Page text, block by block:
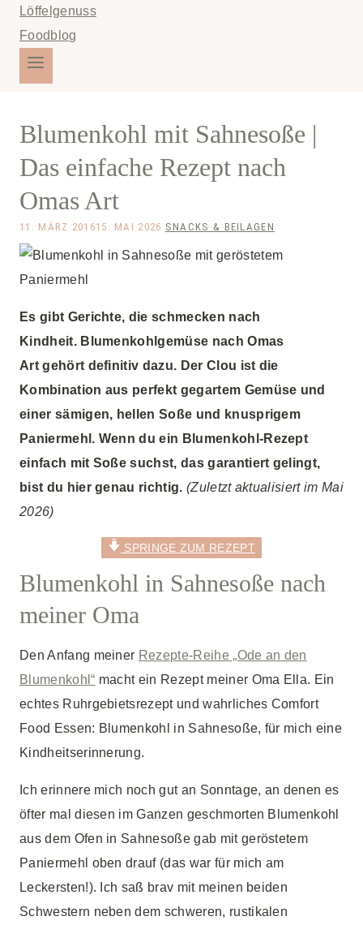
Blumenkohl mit Sahnesoße |
Das einfache Rezept nach
Omas Art
11. MÄRZ 201615. MAI 2026 SNACKS & BEILAGEN
Es gibt Gerichte, die schmecken nach
Kindheit. Blumenkohlgemüse nach Omas
Artgehört definitiv dazu. Der Clou ist die
Kombination aus perfekt gegartem Gemüse und
einer sämigen, hellen Soße und knusprigem
Paniermehl. Wenn du ein Blumenkohl-Rezept
einfach mit Soße suchst, das garantiert gelingt,
bist du hier genau richtig. (Zuletzt aktualisiert im Mai
2026)
SPRINGE ZUM REZEPT
Blumenkohl in Sahnesoße nach
meiner Oma
Den Anfang meiner Rezepte-Reihe „Ode an den
Blumenkohl“ macht ein Rezept meiner Oma Ella. Ein
echtes Ruhrgebietsrezept und wahrliches Comfort
Food Essen: Blumenkohl in Sahnesoße, für mich eine
Kindheitserinnerung.
Ich erinnere mich noch gut an Sonntage, an denen es
öfter mal diesen im Ganzen geschmorten Blumenkohl
aus dem Ofen in Sahnesoße gab mit geröstetem
Paniermehl oben drauf (das war für mich am
Leckersten!). Ich saß brav mit meinen beiden
Schwestern neben dem schweren, rustikalen